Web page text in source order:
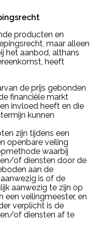
producten en
maar alleen
het aanbod, althans
heeft
de prijs gebonden
financiële markt
invloed heeft en die
kunnen
zijn tijdens een
openbare veiling
waarbij
of diensten door de
aan de
is of de
aanwezig te zijn op
een veilingmeester, en
verplicht is de
of diensten af te